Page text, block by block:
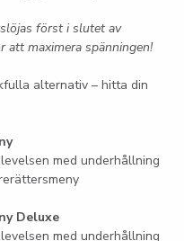
först i slutet av
att maximera spänningen!
alternativ – hitta din
med underhållning
Deluxe
med underhållning